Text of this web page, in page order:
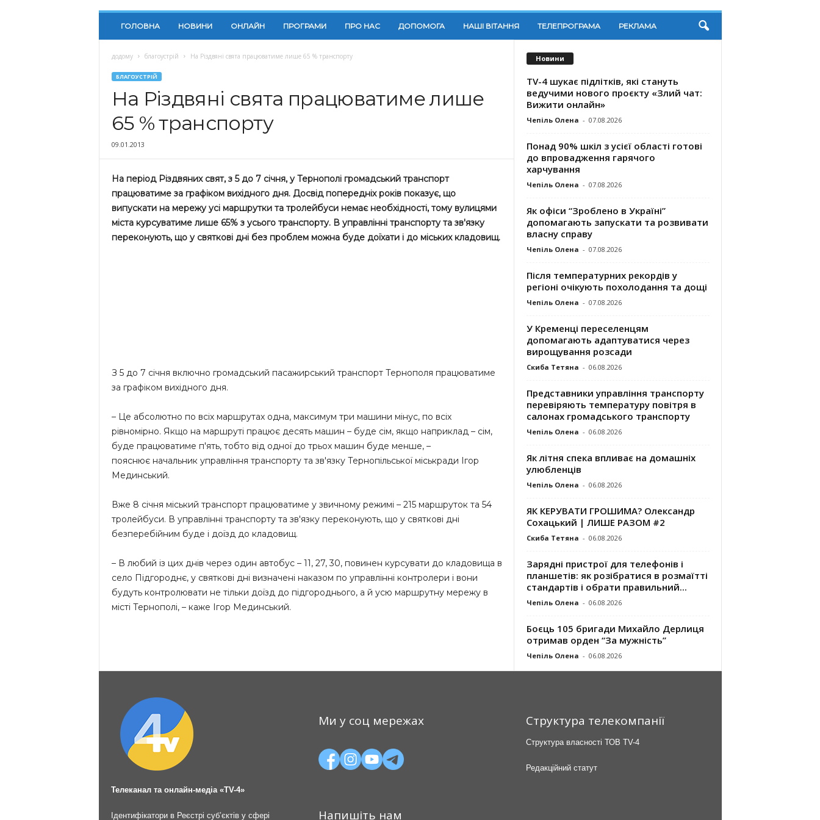
ГОЛОВНА НОВИНИ ОНЛАЙН ПРОГРАМИ ПРО НАС ДОПОМОГА НАШІ ВІТАННЯ ТЕЛЕПРОГРАМА РЕКЛАМА
додому благоустрій На Різдвяні свята працюватиме лише 65 % транспорту
БЛАГОУСТРІЙ
На Різдвяні свята працюватиме лише
65 % транспорту
09.01.2013
На період Різдвяних свят, з 5 до 7 січня, у Тернополі громадський транспорт
працюватиме за графіком вихідного дня. Досвід попередніх років показує, що
випускати на мережу усі маршрутки та тролейбуси немає необхідності, тому вулицями
міста курсуватиме лише 65% з усього транспорту. В управлінні транспорту та зв'язку
переконують, що у святкові дні без проблем можна буде доїхати і до міських кладовищ.
З 5 до 7 січня включно громадський пасажирський транспорт Тернополя працюватиме
за графіком вихідного дня.
– Це абсолютно по всіх маршрутах одна, максимум три машини мінус, по всіх
рівномірно. Якщо на маршруті працює десять машин – буде сім, якщо наприклад – сім,
буде працюватиме п'ять, тобто від одної до трьох машин буде менше, –
пояснює начальник управління транспорту та зв'язку Тернопільської міськради Ігор
Мединський.
Вже 8 січня міський транспорт працюватиме у звичному режимі – 215 маршруток та 54
тролейбуси. В управлінні транспорту та зв'язку переконують, що у святкові дні
безперебійним буде і доїзд до кладовищ.
– В любий із цих днів через один автобус – 11, 27, 30, повинен курсувати до кладовища в
село Підгороднє, у святкові дні визначені наказом по управлінні контролери і вони
будуть контролювати не тільки доїзд до підгороднього, а й усю маршрутну мережу в
місті Тернополі, – каже Ігор Мединський.
Новини
TV-4 шукає підлітків, які стануть
ведучими нового проєкту «Злий чат:
Вижити онлайн»
Чепіль Олена - 07.08.2026
Понад 90% шкіл з усієї області готові
до впровадження гарячого
харчування
Чепіль Олена - 07.08.2026
Як офіси “Зроблено в Україні”
допомагають запускaти та розвивати
власну справу
Чепіль Олена - 07.08.2026
Після температурних рекордів у
регіоні очікують похолодання та дощі
Чепіль Олена - 07.08.2026
У Кременці переселенцям
допомагають адаптуватися через
вирощування розсади
Скиба Тетяна - 06.08.2026
Представники управління транспорту
перевіряють температуру повітря в
салонах громадського транспорту
Чепіль Олена - 06.08.2026
Як літня спека впливає на домашніх
улюбленців
Чепіль Олена - 06.08.2026
ЯК КЕРУВАТИ ГРОШИМА? Олександр
Сохацький | ЛИШЕ РАЗОМ #2
Скиба Тетяна - 06.08.2026
Зарядні пристрої для телефонів і
планшетів: як розібратися в розмаїтті
стандартів і обрати правильний...
Чепіль Олена - 06.08.2026
Боєць 105 бригади Михайло Дерлиця
отримав орден “За мужність”
Чепіль Олена - 06.08.2026
Телеканал та онлайн-медіа «TV-4»
Ідентифікатори в Реєстрі суб’єктів у сфері
Ми у соц мережах
Напишіть нам
Структура телекомпанії
Структура власності ТОВ TV-4
Редакційний статут